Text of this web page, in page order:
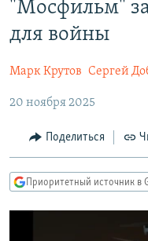
основному
Вернутся
навигации
Вернутся
поиску
АВТОРСКИЕ ПРОЕКТЫ
МНЕНИЯ
КУЛЬТУРА
IDEL.РЕАЛИИ
СЕВЕР.РЕАЛИИ
"Мосфильм"
для войны
Марк Крутов Сергей
20 ноября 2025
Поделиться
Приоритетный источник в